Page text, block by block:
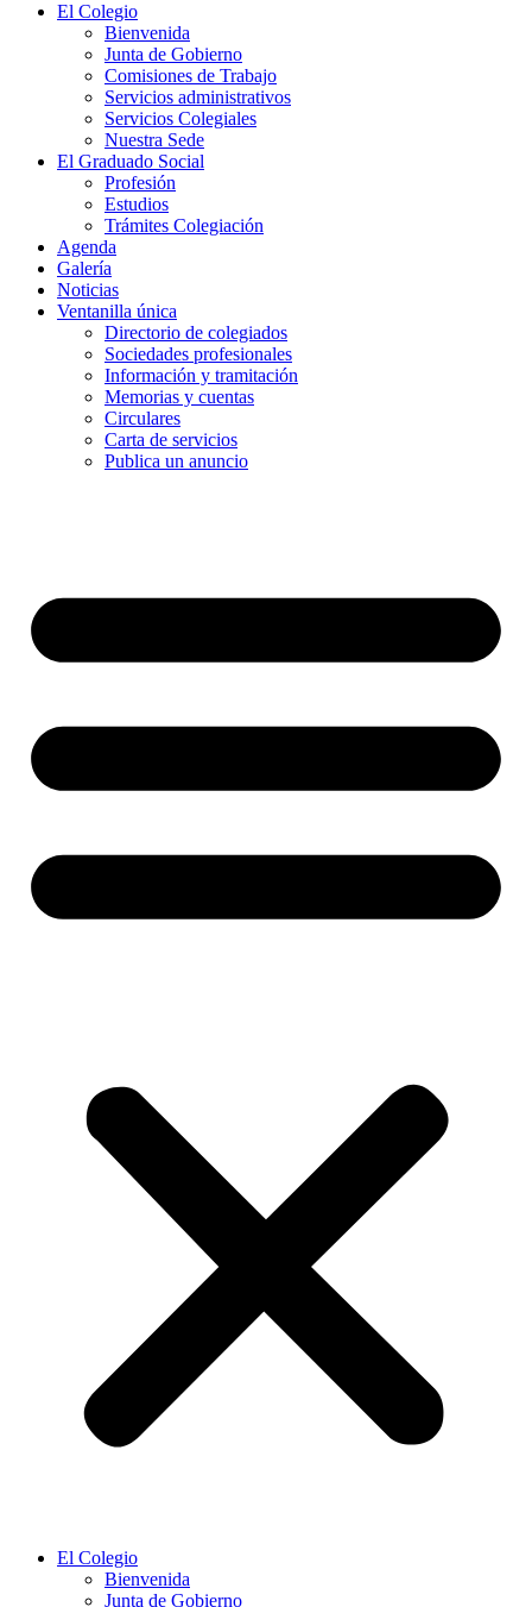
El Colegio
Bienvenida
Junta de Gobierno
Comisiones de Trabajo
Servicios administrativos
Servicios Colegiales
Nuestra Sede
El Graduado Social
Profesión
Estudios
Trámites Colegiación
Agenda
Galería
Noticias
Ventanilla única
Directorio de colegiados
Sociedades profesionales
Información y tramitación
Memorias y cuentas
Circulares
Carta de servicios
Publica un anuncio
El Colegio
Bienvenida
Junta de Gobierno